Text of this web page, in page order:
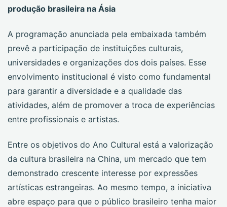
produção brasileira na Ásia
A programação anunciada pela embaixada também
prevê a participação de instituições culturais,
universidades e organizações dos dois países. Esse
envolvimento institucional é visto como fundamental
para garantir a diversidade e a qualidade das
atividades, além de promover a troca de experiências
entre profissionais e artistas.
Entre os objetivos do Ano Cultural está a valorização
da cultura brasileira na China, um mercado que tem
demonstrado crescente interesse por expressões
artísticas estrangeiras. Ao mesmo tempo, a iniciativa
abre espaço para que o público brasileiro tenha maior